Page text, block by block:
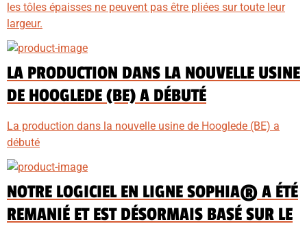
les tôles épaisses ne peuvent pas être pliées sur toute leur
largeur.
LA PRODUCTION DANS LA NOUVELLE USINE
DE HOOGLEDE (BE) A DÉBUTÉ
La production dans la nouvelle usine de Hooglede (BE) a
débuté
NOTRE LOGICIEL EN LIGNE SOPHIA® A ÉTÉ
REMANIÉ ET EST DÉSORMAIS BASÉ SUR LE